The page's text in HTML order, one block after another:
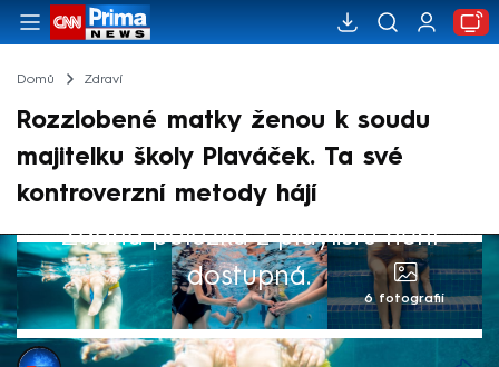
Domů Zdraví
Rozzlobené matky ženou k soudu
majitelku školy Plaváček. Ta své
kontroverzní metody hájí
Žádná položka z playlistu není
dostupná.
6 fotografií
CNN Prima NEWS